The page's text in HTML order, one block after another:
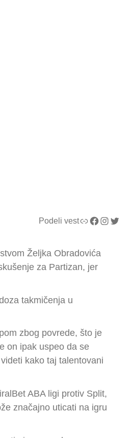
Podeli vestLink Facebook InstagramTwitter
Željka Obradovića
za Partizan, jer
takmičenja u
zbog povrede, što je
on ipak uspeo da se
kako taj talentovani
ABA ligi protiv Split,
značajno uticati na igru